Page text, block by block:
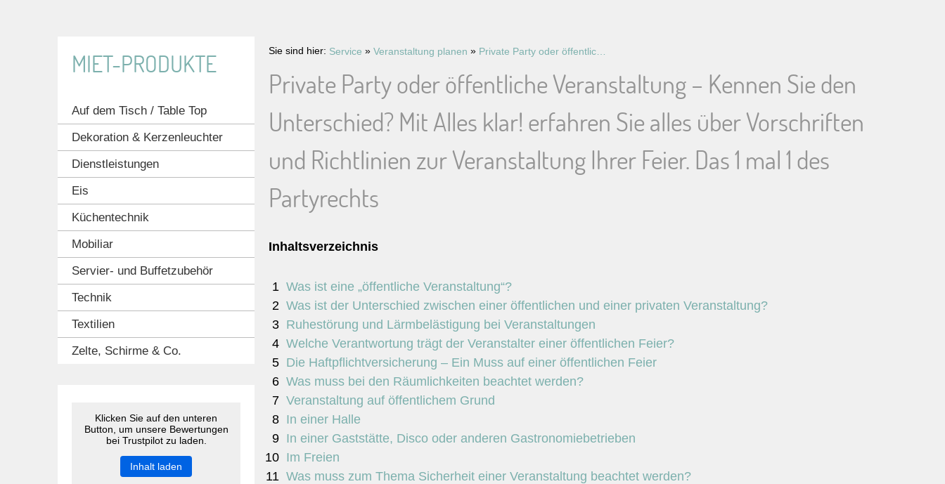
Sie sind hier: Service » Veranstaltung planen »
Private Party oder öffentliche Veranstaltung – Kennen Sie den
Unterschied? Mit Alles klar! erfahren Sie alles über Vorschriften
und Richtlinien zur Veranstaltung Ihrer Feier. Das 1 mal 1 des
Partyrechts
Inhaltsverzeichnis
Was ist eine „öffentliche Veranstaltung“?
Was ist der Unterschied zwischen einer öffentlichen und einer privaten Veranstaltung?
Ruhestörung und Lärmbelästigung bei Veranstaltungen
Welche Verantwortung trägt der Veranstalter einer öffentlichen Feier?
Die Haftpflichtversicherung – Ein Muss auf einer öffentlichen Feier
Was muss bei den Räumlichkeiten beachtet werden?
Veranstaltung auf öffentlichem Grund
In einer Halle
In einer Gaststätte, Disco oder anderen Gastronomiebetrieben
Im Freien
Was muss zum Thema Sicherheit einer Veranstaltung beachtet werden?
MIET-PRODUKTE
Auf dem Tisch / Table Top
Dekoration & Kerzenleuchter
Dienstleistungen
Eis
Küchentechnik
Mobiliar
Servier- und Buffetzubehör
Technik
Textilien
Zelte, Schirme & Co.
Klicken Sie auf den unteren
Button, um unsere Bewertungen
bei Trustpilot zu laden.
Inhalt laden